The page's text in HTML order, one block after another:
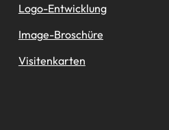
Logo-Entwicklung
Image-Broschüre
Visitenkarten